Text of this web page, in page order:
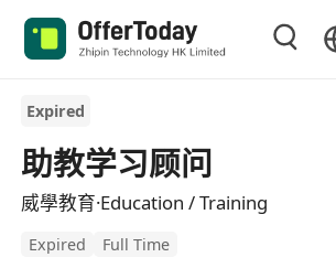
Expired
助教学习顾问
威學教育·Education / Training
Expired Full Time